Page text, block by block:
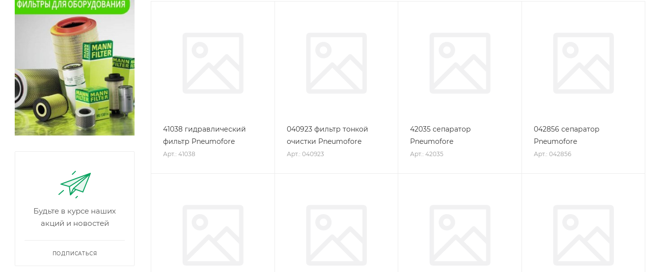
41038 гидравлический
фильтр Pneumofore
Арт.: 41038
040923 фильтр тонкой
очистки Pneumofore
Арт.: 040923
42035 сепаратор
Pneumofore
Арт.: 42035
042856 сепаратор
Pneumofore
Арт.: 042856
Будьте в курсе наших
акций и новостей
ПОДПИСАТЬСЯ